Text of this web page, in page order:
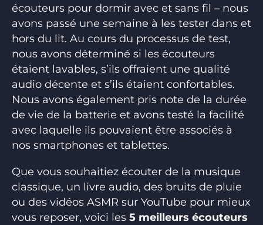
écouteurs pour dormir avec et sans fil – nous
avons passé une semaine à les tester dans et
hors du lit. Au cours du processus de test,
nous avons déterminé si les écouteurs
étaient lavables, s’ils offraient une qualité
audio décente et s’ils étaient confortables.
Nous avons également pris note de la durée
de vie de la batterie et avons testé la facilité
avec laquelle ils pouvaient être associés à
nos smartphones et tablettes.
Que vous souhaitiez écouter de la musique
classique, un livre audio, des bruits de pluie
ou des vidéos ASMR sur YouTube pour mieux
vous reposer, voici les 5 meilleurs écouteurs